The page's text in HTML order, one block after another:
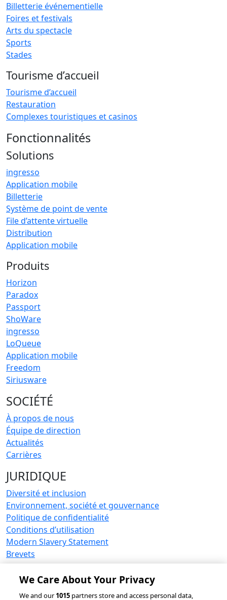
Billetterie événementielle
Foires et festivals
Arts du spectacle
Sports
Stades
Tourisme d’accueil
Tourisme d’accueil
Restauration
Complexes touristiques et casinos
Fonctionnalités
Solutions
ingresso
Application mobile
Billetterie
Système de point de vente
File d’attente virtuelle
Distribution
Application mobile
Produits
Horizon
Paradox
Passport
ShoWare
ingresso
LoQueue
Application mobile
Freedom
Siriusware
SOCIÉTÉ
À propos de nous
Équipe de direction
Actualités
Carrières
JURIDIQUE
Diversité et inclusion
Environnement, société et gouvernance
Politique de confidentialité
Conditions d’utilisation
Modern Slavery Statement
Brevets
RESSOURCES
accesso Events
We Care About Your Privacy
We and our1015 partners store and access personal data,